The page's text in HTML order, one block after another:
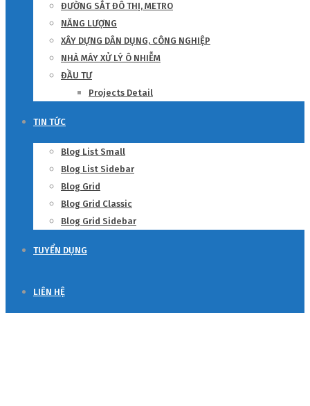
ĐƯỜNG SẮT ĐÔ THỊ, METRO
NĂNG LƯỢNG
XÂY DỰNG DÂN DỤNG, CÔNG NGHIỆP
NHÀ MÁY XỬ LÝ Ô NHIỄM
ĐẦU TƯ
Projects Detail
TIN TỨC
Blog List Small
Blog List Sidebar
Blog Grid
Blog Grid Classic
Blog Grid Sidebar
TUYỂN DỤNG
LIÊN HỆ